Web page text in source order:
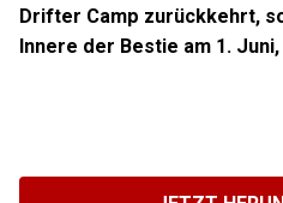
Drifter Camp zurückkehrt,
Innere der Bestie am 1.